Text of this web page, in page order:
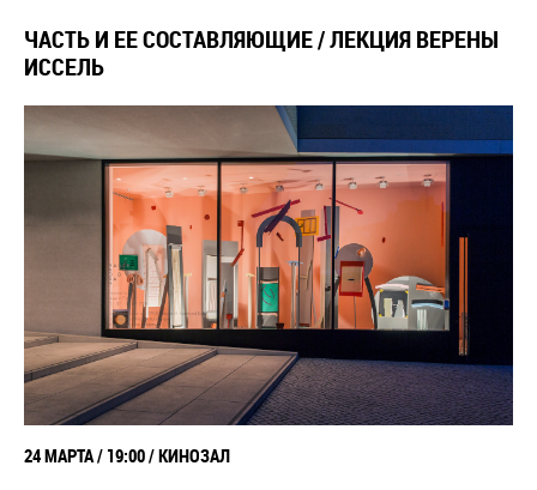
ЧАСТЬ И ЕЕ СОСТАВЛЯЮЩИЕ / ЛЕКЦИЯ ВЕРЕНЫ
ИССЕЛЬ
24 МАРТА / 19:00 / КИНОЗАЛ